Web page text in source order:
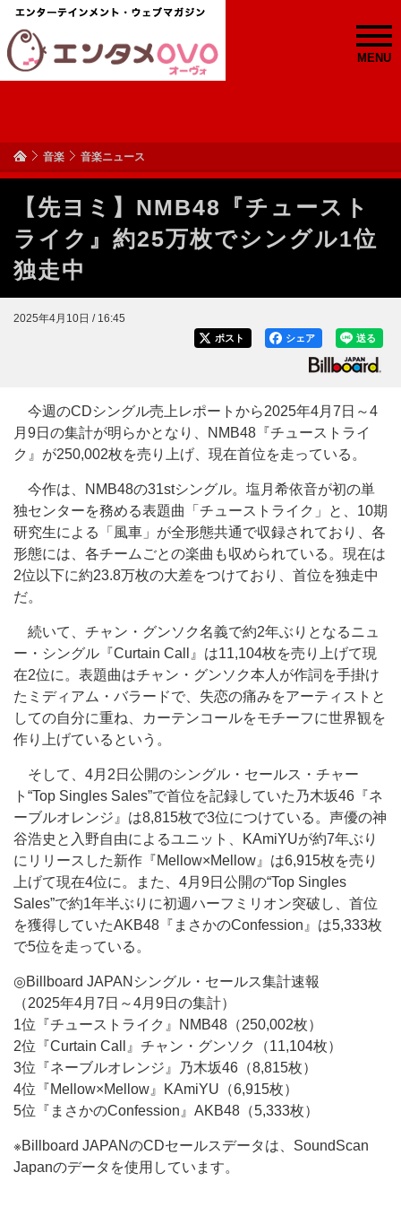
MENU
音楽 音楽ニュース
【先ヨミ】NMB48『チュースト
ライク』約25万枚でシングル1位
独走中
2025年4月10日 / 16:45
送る
シェア
ポスト
今週のCDシングル売上レポートから2025年4月7日～4
月9日の集計が明らかとなり、NMB48『チューストライ
ク』が250,002枚を売り上げ、現在首位を走っている。
今作は、NMB48の31stシングル。塩月希依音が初の単
独センターを務める表題曲「チューストライク」と、10期
研究生による「風車」が全形態共通で収録されており、各
形態には、各チームごとの楽曲も収められている。現在は
2位以下に約23.8万枚の大差をつけており、首位を独走中
だ。
続いて、チャン・グンソク名義で約2年ぶりとなるニュ
ー・シングル『Curtain Call』は11,104枚を売り上げて現
在2位に。表題曲はチャン・グンソク本人が作詞を手掛け
たミディアム・バラードで、失恋の痛みをアーティストと
しての自分に重ね、カーテンコールをモチーフに世界観を
作り上げているという。
そして、4月2日公開のシングル・セールス・チャー
ト“Top Singles Sales”で首位を記録していた乃木坂46『ネ
ーブルオレンジ』は8,815枚で3位につけている。声優の神
谷浩史と入野自由によるユニット、KAmiYUが約7年ぶり
にリリースした新作『Mellow×Mellow』は6,915枚を売り
上げて現在4位に。また、4月9日公開の“Top Singles
Sales”で約1年半ぶりに初週ハーフミリオン突破し、首位
を獲得していたAKB48『まさかのConfession』は5,333枚
で5位を走っている。
◎Billboard JAPANシングル・セールス集計速報
（2025年4月7日～4月9日の集計）
1位『チューストライク』NMB48（250,002枚）
2位『Curtain Call』チャン・グンソク（11,104枚）
3位『ネーブルオレンジ』乃木坂46（8,815枚）
4位『Mellow×Mellow』KAmiYU（6,915枚）
5位『まさかのConfession』AKB48（5,333枚）
※Billboard JAPANのCDセールスデータは、SoundScan
Japanのデータを使用しています。